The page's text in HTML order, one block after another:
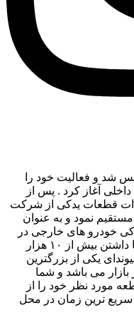
پارت در سال ۱۳۶۵ تاسیس شد و فعالیت خود را
آغاز کرد . پس از
قطعات یدکی از شرکت
نمود و به عنوان
خودرو های خارجی در
بازارشناخته شد . فروشگاه سام پارت با داشتن بیش از ۱۰ هزار
یکی از بزرگترین
می باشد و شما
مورد نظر خود را از
ترین زمان در محل